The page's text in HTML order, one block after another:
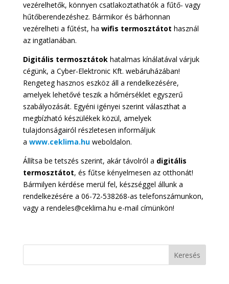
vezérelhetők, könnyen csatlakoztathatók a fűtő- vagy
hűtőberendezéshez. Bármikor és bárhonnan
vezérelheti a fűtést, ha wifis termosztátot használ
az ingatlanában.
Digitális termosztátokhatalmas kínálatával várjuk
cégünk, a Cyber-Elektronic Kft. webáruházában!
Rengeteg hasznos eszköz áll a rendelkezésére,
amelyek lehetővé teszik a hőmérséklet egyszerű
szabályozását. Egyéni igényei szerint választhat a
megbízható készülékek közül, amelyek
tulajdonságairól részletesen informáljuk
a www.ceklima.huweboldalon.
Állítsa be tetszés szerint, akár távolról a digitális
termosztátot, és fűtse kényelmesen az otthonát!
Bármilyen kérdése merül fel, készséggel állunk a
rendelkezésére a 06-72-538268-as telefonszámunkon,
vagy a rendeles@ceklima.hu e-mail címünkön!